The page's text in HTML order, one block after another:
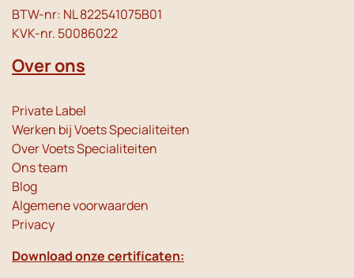
BTW-nr: NL 822541075B01
KVK-nr. 50086022
Over ons
Private Label
Werken bij Voets Specialiteiten
Over Voets Specialiteiten
Ons team
Blog
Algemene voorwaarden
Privacy
Download onze certificaten: